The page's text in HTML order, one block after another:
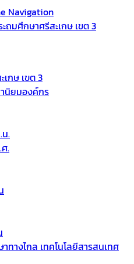
Navigation
กษ เขต 3
นิยมองค์กร
.
.
ทางไกล เทคโนโลยีสารสนเทศ